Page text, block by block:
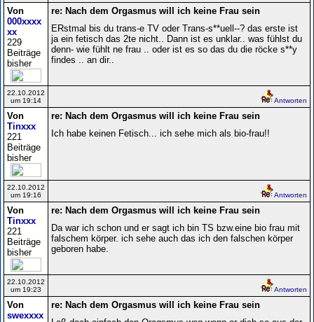
Von
000xxxx
xx
229
Beiträge
bisher
re: Nach dem Orgasmus will ich keine Frau sein
ERstmal bis du trans-e TV oder Trans-s**uell--? das erste ist
ja ein fetisch das 2te nicht.. Dann ist es unklar.. was fühlst du
denn- wie fühlt ne frau .. oder ist es so das du die röcke s**y
findes .. an dir..
22.10.2012
um 19:14
Antworten
Von
Tinxxx
221
Beiträge
bisher
re: Nach dem Orgasmus will ich keine Frau sein
Ich habe keinen Fetisch... ich sehe mich als bio-frau!!
22.10.2012
um 19:16
Antworten
Von
Tinxxx
221
Beiträge
bisher
re: Nach dem Orgasmus will ich keine Frau sein
Da war ich schon und er sagt ich bin TS bzw.eine bio frau mit
falschem körper. ich sehe auch das ich den falschen körper
geboren habe.
22.10.2012
um 19:23
Antworten
Von
swexxxx
re: Nach dem Orgasmus will ich keine Frau sein